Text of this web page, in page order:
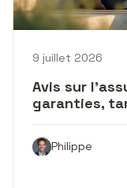
9 juillet 2026
Avis sur
garanties,
Philippe